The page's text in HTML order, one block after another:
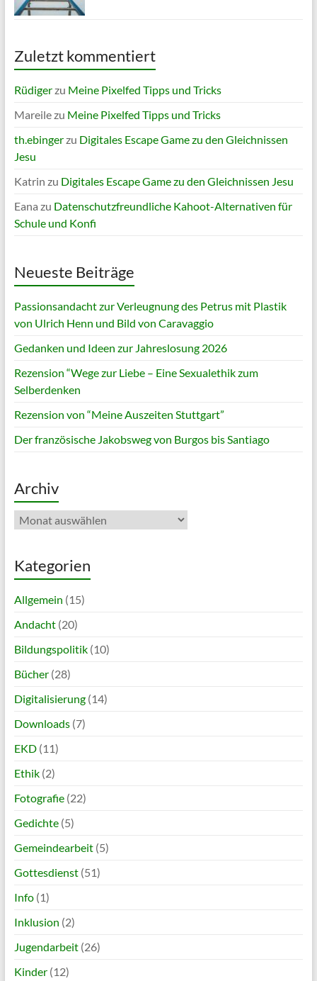
Zuletzt kommentiert
Rüdigerzu Meine Pixelfed Tipps und Tricks
Mareilezu Meine Pixelfed Tipps und Tricks
th.ebingerzu Digitales Escape Game zu den Gleichnissen
Jesu
Katrin zu Digitales Escape Game zu den Gleichnissen Jesu
Eana zu Datenschutzfreundliche Kahoot-Alternativen für
Schule und Konfi
Neueste Beiträge
Passionsandacht zur Verleugnung des Petrus mit Plastik
von Ulrich Henn und Bild von Caravaggio
Gedanken und Ideen zur Jahreslosung 2026
Rezension “Wege zur Liebe – Eine Sexualethik zum
Selberdenken
Rezension von “Meine Auszeiten Stuttgart”
Der französische Jakobsweg von Burgos bis Santiago
Archiv
Archiv
Kategorien
Allgemein (15)
Andacht(20)
Bildungspolitik(10)
Bücher(28)
Digitalisierung(14)
Downloads(7)
EKD(11)
Ethik(2)
Fotografie(22)
Gedichte(5)
Gemeindearbeit(5)
Gottesdienst(51)
Info(1)
Inklusion (2)
Jugendarbeit(26)
Kinder(12)